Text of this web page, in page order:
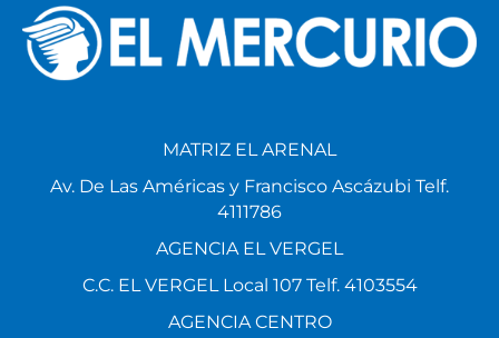
MATRIZ EL ARENAL
Av. De Las Américas y Francisco Ascázubi Telf.
4111786
AGENCIA EL VERGEL
C.C. EL VERGEL Local 107 Telf. 4103554
AGENCIA CENTRO